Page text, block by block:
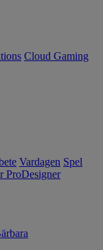
Cloud Gaming
Vardagen Spel
ProDesigner